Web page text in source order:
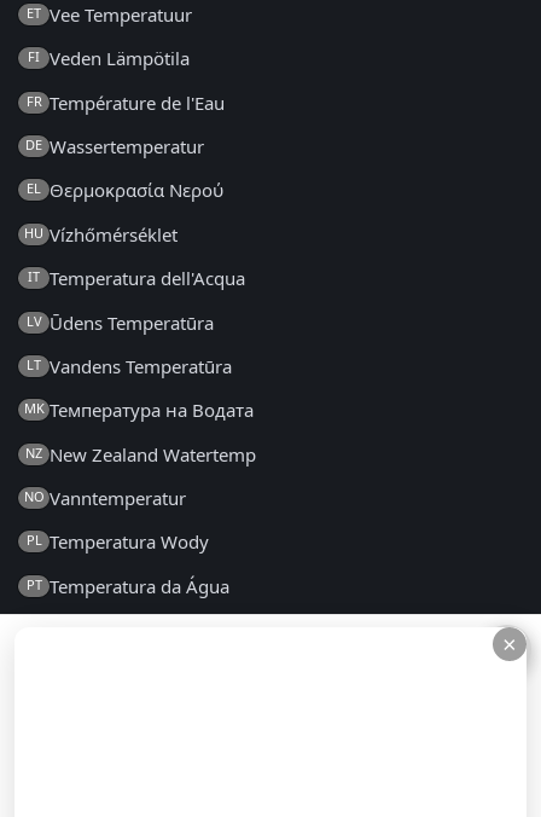
×
ET Vee Temperatuur
FI Veden Lämpötila
FR Température de l'Eau
DE Wassertemperatur
EL Θερμοκρασία Νερού
HU Vízhőmérséklet
IT Temperatura dell'Acqua
LV Ūdens Temperatūra
LT Vandens Temperatūra
MK Температура на Водата
NZ New Zealand Watertemp
NO Vanntemperatur
PL Temperatura Wody
PT Temperatura da Água
×